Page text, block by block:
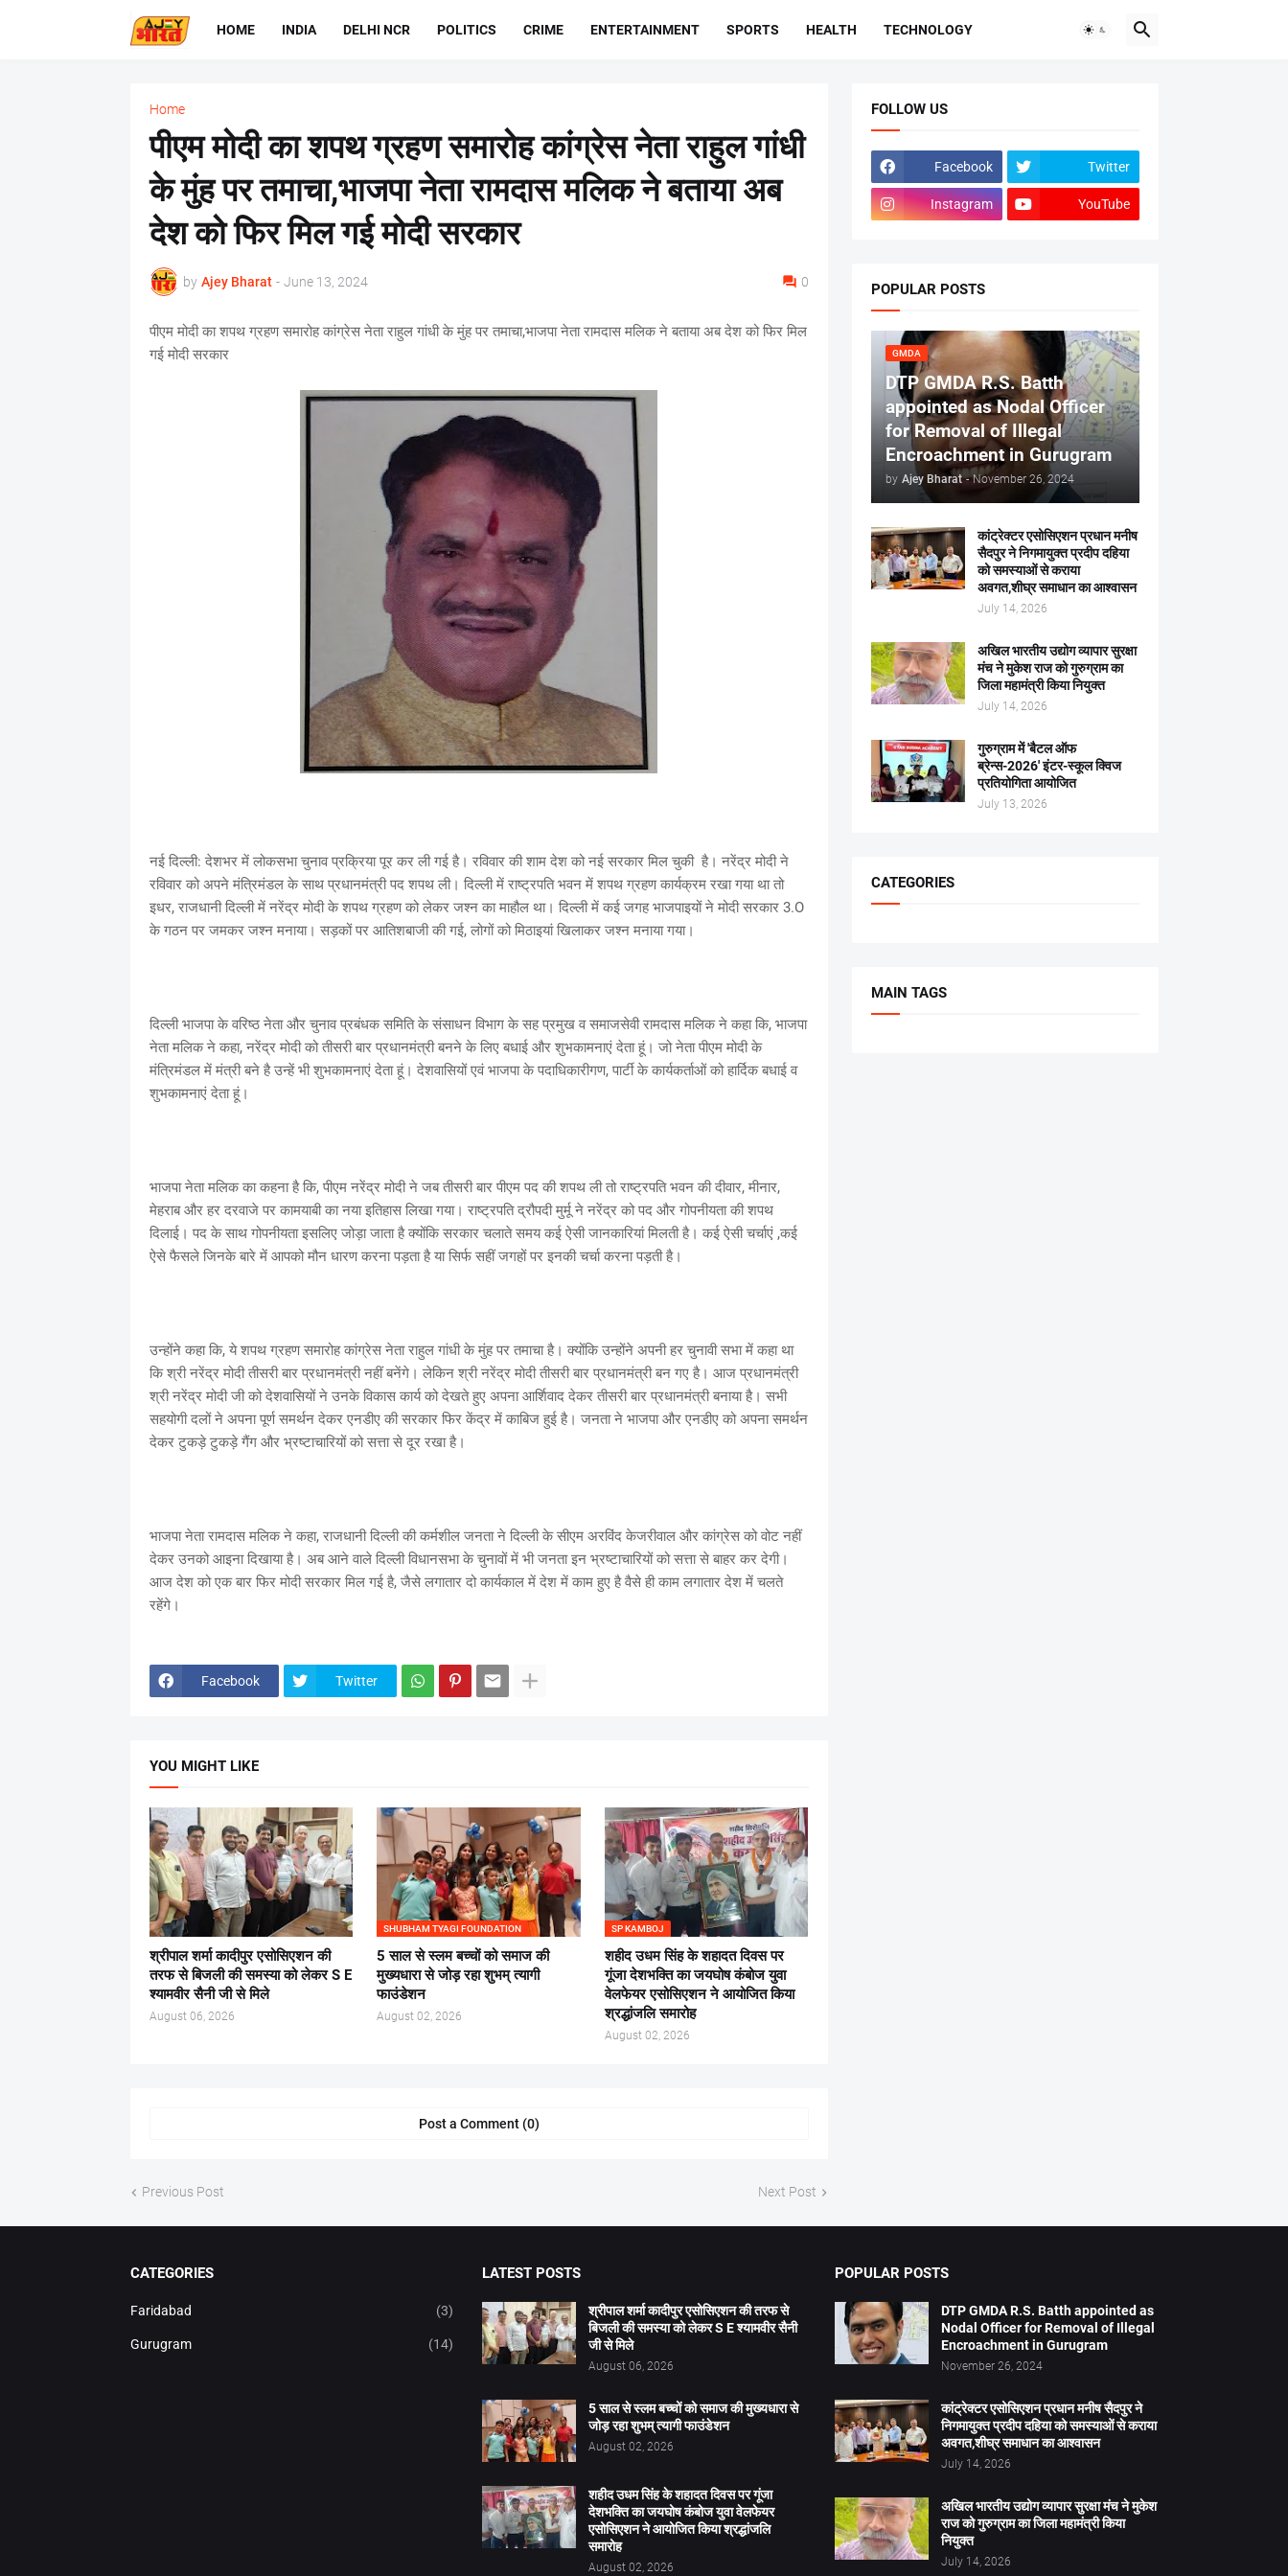
HOME INDIA DELHI NCR POLITICS CRIME ENTERTAINMENT SPORTS HEALTH TECHNOLOGY
Home
पीएम मोदी का शपथ ग्रहण समारोह कांग्रेस नेता राहुल गांधी
के मुंह पर तमाचा,भाजपा नेता रामदास मलिक ने बताया अब
देश को फिर मिल गई मोदी सरकार
by Ajey Bharat - June 13, 2024 0
पीएम मोदी का शपथ ग्रहण समारोह कांग्रेस नेता राहुल गांधी के मुंह पर तमाचा,भाजपा नेता रामदास मलिक ने बताया अब देश को फिर मिल
गई मोदी सरकार
नई दिल्ली: देशभर में लोकसभा चुनाव प्रक्रिया पूर कर ली गई है। रविवार की शाम देश को नई सरकार मिल चुकी है। नरेंद्र मोदी ने
रविवार को अपने मंत्रिमंडल के साथ प्रधानमंत्री पद शपथ ली। दिल्ली में राष्ट्रपति भवन में शपथ ग्रहण कार्यक्रम रखा गया था तो
इधर, राजधानी दिल्ली में नरेंद्र मोदी के शपथ ग्रहण को लेकर जश्न का माहौल था। दिल्ली में कई जगह भाजपाइयों ने मोदी सरकार 3.O
के गठन पर जमकर जश्न मनाया। सड़कों पर आतिशबाजी की गई, लोगों को मिठाइयां खिलाकर जश्न मनाया गया।
दिल्ली भाजपा के वरिष्ठ नेता और चुनाव प्रबंधक समिति के संसाधन विभाग के सह प्रमुख व समाजसेवी रामदास मलिक ने कहा कि, भाजपा
नेता मलिक ने कहा, नरेंद्र मोदी को तीसरी बार प्रधानमंत्री बनने के लिए बधाई और शुभकामनाएं देता हूं। जो नेता पीएम मोदी के
मंत्रिमंडल में मंत्री बने है उन्हें भी शुभकामनाएं देता हूं। देशवासियों एवं भाजपा के पदाधिकारीगण, पार्टी के कार्यकर्ताओं को हार्दिक बधाई व
शुभकामनाएं देता हूं।
भाजपा नेता मलिक का कहना है कि, पीएम नरेंद्र मोदी ने जब तीसरी बार पीएम पद की शपथ ली तो राष्ट्रपति भवन की दीवार, मीनार,
मेहराब और हर दरवाजे पर कामयाबी का नया इतिहास लिखा गया। राष्ट्रपति द्रौपदी मुर्मू ने नरेंद्र को पद और गोपनीयता की शपथ
दिलाई। पद के साथ गोपनीयता इसलिए जोड़ा जाता है क्योंकि सरकार चलाते समय कई ऐसी जानकारियां मिलती है। कई ऐसी चर्चाएं ,कई
ऐसे फैसले जिनके बारे में आपको मौन धारण करना पड़ता है या सिर्फ सहीं जगहों पर इनकी चर्चा करना पड़ती है।
उन्होंने कहा कि, ये शपथ ग्रहण समारोह कांग्रेस नेता राहुल गांधी के मुंह पर तमाचा है। क्योंकि उन्होंने अपनी हर चुनावी सभा में कहा था
कि श्री नरेंद्र मोदी तीसरी बार प्रधानमंत्री नहीं बनेंगे। लेकिन श्री नरेंद्र मोदी तीसरी बार प्रधानमंत्री बन गए है। आज प्रधानमंत्री
श्री नरेंद्र मोदी जी को देशवासियों ने उनके विकास कार्य को देखते हुए अपना आर्शिवाद देकर तीसरी बार प्रधानमंत्री बनाया है। सभी
सहयोगी दलों ने अपना पूर्ण समर्थन देकर एनडीए की सरकार फिर केंद्र में काबिज हुई है। जनता ने भाजपा और एनडीए को अपना समर्थन
देकर टुकड़े टुकड़े गैंग और भ्रष्टाचारियों को सत्ता से दूर रखा है।
भाजपा नेता रामदास मलिक ने कहा, राजधानी दिल्ली की कर्मशील जनता ने दिल्ली के सीएम अरविंद केजरीवाल और कांग्रेस को वोट नहीं
देकर उनको आइना दिखाया है। अब आने वाले दिल्ली विधानसभा के चुनावों में भी जनता इन भ्रष्टाचारियों को सत्ता से बाहर कर देगी।
आज देश को एक बार फिर मोदी सरकार मिल गई है, जैसे लगातार दो कार्यकाल में देश में काम हुए है वैसे ही काम लगातार देश में चलते
रहेंगे।
Facebook Twitter
YOU MIGHT LIKE
श्रीपाल शर्मा कादीपुर एसोसिएशन की
तरफ से बिजली की समस्या को लेकर S E
श्यामवीर सैनी जी से मिले
August 06, 2026
SHUBHAM TYAGI FOUNDATION
5 साल से स्लम बच्चों को समाज की
मुख्यधारा से जोड़ रहा शुभम् त्यागी
फाउंडेशन
August 02, 2026
SP KAMBOJ
शहीद उधम सिंह के शहादत दिवस पर
गूंजा देशभक्ति का जयघोष कंबोज युवा
वेलफेयर एसोसिएशन ने आयोजित किया
श्रद्धांजलि समारोह
August 02, 2026
Post a Comment (0)
Previous Post Next Post
FOLLOW US
Facebook Twitter
Instagram YouTube
POPULAR POSTS
GMDA
DTP GMDA R.S. Batth
appointed as Nodal Officer
for Removal of Illegal
Encroachment in Gurugram
by Ajey Bharat - November 26, 2024
कांट्रेक्टर एसोसिएशन प्रधान मनीष
सैदपुर ने निगमायुक्त प्रदीप दहिया
को समस्याओं से कराया
अवगत,शीघ्र समाधान का आश्वासन
July 14, 2026
अखिल भारतीय उद्योग व्यापार सुरक्षा
मंच ने मुकेश राज को गुरुग्राम का
जिला महामंत्री किया नियुक्त
July 14, 2026
गुरुग्राम में 'बैटल ऑफ
ब्रेन्स-2026' इंटर-स्कूल क्विज
प्रतियोगिता आयोजित
July 13, 2026
CATEGORIES
MAIN TAGS
CATEGORIES
Faridabad (3)
Gurugram (14)
LATEST POSTS
श्रीपाल शर्मा कादीपुर एसोसिएशन की तरफ से
बिजली की समस्या को लेकर S E श्यामवीर सैनी
जी से मिले
August 06, 2026
5 साल से स्लम बच्चों को समाज की मुख्यधारा से
जोड़ रहा शुभम् त्यागी फाउंडेशन
August 02, 2026
शहीद उधम सिंह के शहादत दिवस पर गूंजा
देशभक्ति का जयघोष कंबोज युवा वेलफेयर
एसोसिएशन ने आयोजित किया श्रद्धांजलि
समारोह
August 02, 2026
POPULAR POSTS
DTP GMDA R.S. Batth appointed as
Nodal Officer for Removal of Illegal
Encroachment in Gurugram
November 26, 2024
कांट्रेक्टर एसोसिएशन प्रधान मनीष सैदपुर ने
निगमायुक्त प्रदीप दहिया को समस्याओं से कराया
अवगत,शीघ्र समाधान का आश्वासन
July 14, 2026
अखिल भारतीय उद्योग व्यापार सुरक्षा मंच ने मुकेश
राज को गुरुग्राम का जिला महामंत्री किया
नियुक्त
July 14, 2026